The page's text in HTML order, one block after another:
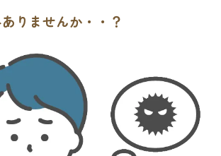
りませんか・・？